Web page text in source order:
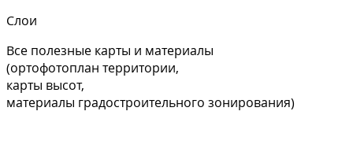
Слои
Все полезные карты и материалы
(ортофотоплан территории,
карты высот,
материалы градостроительного зонирования)